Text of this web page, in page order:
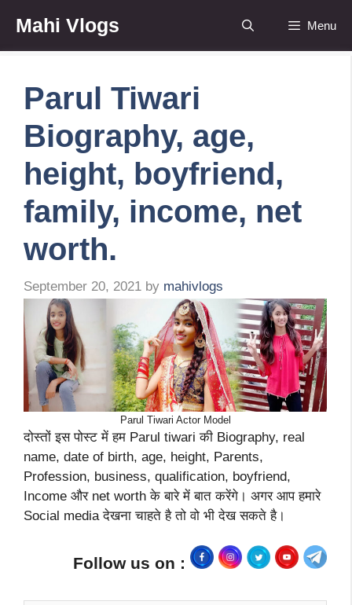
content
Mahi Vlogs Menu
Parul Tiwari
Biography, age,
height, boyfriend,
family, income, net
worth.
September 20, 2021 by mahivlogs
Parul Tiwari Actor Model
दोस्तों इस पोस्ट में हम Parul tiwari की Biography, real
name, date of birth, age, height, Parents,
Profession, business, qualification, boyfriend,
Income और net worth के बारे में बात करेंगे। अगर आप हमारे
Social media देखना चाहते है तो वो भी देख सकते है।
Follow us on :